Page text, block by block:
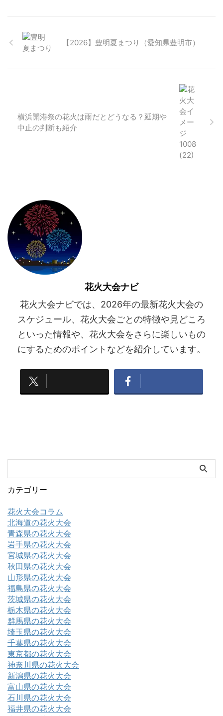
【2026】豊明夏まつり（愛知県豊明市）
横浜開港祭の花火は雨だとどうなる？延期や
中止の判断も紹介
花火大会ナビ
花火大会ナビでは、2026年の最新花火大会の
スケジュール、花火大会ごとの特徴や見どころ
といった情報や、花火大会をさらに楽しいもの
にするためのポイントなどを紹介しています。
カテゴリー
花火大会コラム
北海道の花火大会
青森県の花火大会
岩手県の花火大会
宮城県の花火大会
秋田県の花火大会
山形県の花火大会
福島県の花火大会
茨城県の花火大会
栃木県の花火大会
群馬県の花火大会
埼玉県の花火大会
千葉県の花火大会
東京都の花火大会
神奈川県の花火大会
新潟県の花火大会
富山県の花火大会
石川県の花火大会
福井県の花火大会